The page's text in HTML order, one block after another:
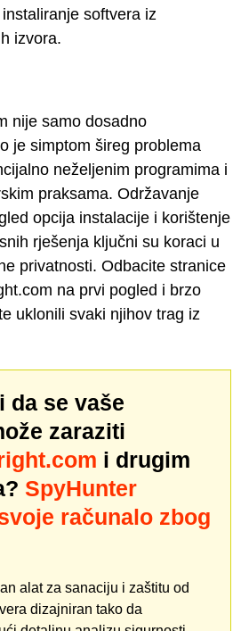
softvera iz
izvora.
nije samo dosadno
je simptom šireg problema
neželjenim programima i
praksama. Održavanje
opcija instalacije i korištenje
rješenja ključni su koraci u
privatnosti. Odbacite stranice
na prvi pogled i brzo
uklonili svaki njihov trag iz
da se vaše
zaraziti
i drugim
SpyHunter
računalo zbog
alat za sanaciju i zaštitu od
dizajniran tako da